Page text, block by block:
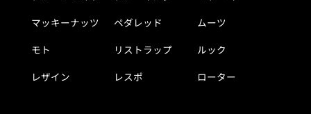
マッキーナッツ
ペダレッド
ムーツ
モト
リストラップ
ルック
レザイン
レスポ ローター